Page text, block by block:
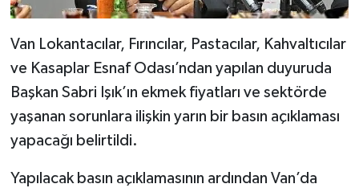
Van Lokantacılar, Fırıncılar, Pastacılar, Kahvaltıcılar
ve Kasaplar Esnaf Odası’ndan yapılan duyuruda
Başkan Sabri Işık’ın ekmek fiyatları ve sektörde
yaşanan sorunlara ilişkin yarın bir basın açıklaması
yapacağı belirtildi.
Yapılacak basın açıklamasının ardından Van’da